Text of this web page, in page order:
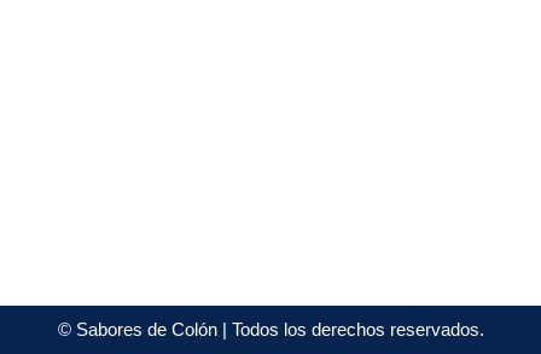
©Sabores de Colón| Todos los derechos reservados.